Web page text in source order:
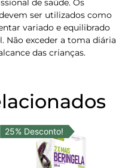
de saúde. Os
ser utilizados como
variado e equilibrado
Não exceder a toma diária
das crianças.
25% Desconto!